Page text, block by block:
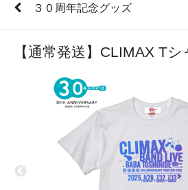
３０周年記念グッズ
【通常発送】CLIMAX Tシ